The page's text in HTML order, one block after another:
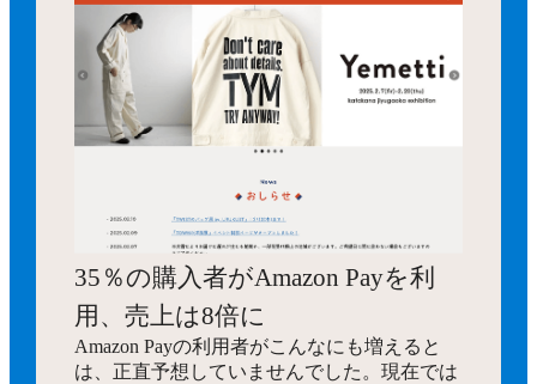
35％の購入者がAmazon Payを利
用、売上は8倍に
Amazon Payの利用者がこんなにも増えると
は、正直予想していませんでした。現在では